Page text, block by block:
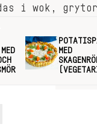
i wok,
MED